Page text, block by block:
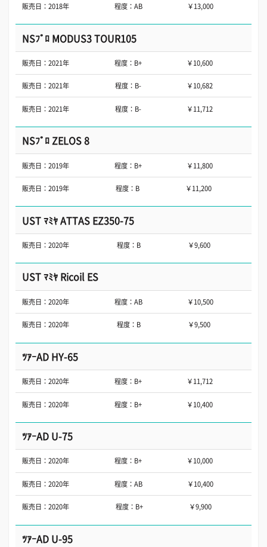
販売日：2018年 程度：AB ￥13,000
NSﾌﾟﾛ MODUS3 TOUR105
販売日：2021年 程度：B+ ￥10,600
販売日：2021年 程度：B- ￥10,682
販売日：2021年 程度：B- ￥11,712
NSﾌﾟﾛ ZELOS 8
販売日：2019年 程度：B+ ￥11,800
販売日：2019年 程度：B ￥11,200
UST ﾏﾐﾔ ATTAS EZ350-75
販売日：2020年 程度：B ￥9,600
UST ﾏﾐﾔ Ricoil ES
販売日：2020年 程度：AB ￥10,500
販売日：2020年 程度：B ￥9,500
ﾂｱｰAD HY-65
販売日：2020年 程度：B+ ￥11,712
販売日：2020年 程度：B+ ￥10,400
ﾂｱｰAD U-75
販売日：2020年 程度：B+ ￥10,000
販売日：2020年 程度：AB ￥10,400
販売日：2020年 程度：B+ ￥9,900
ﾂｱｰAD U-95